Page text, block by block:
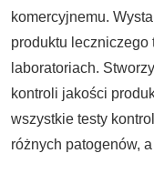
komercyjnemu.
produktu
laboratoriach.
kontroli jakości
wszystkie testy
różnych patogenów,